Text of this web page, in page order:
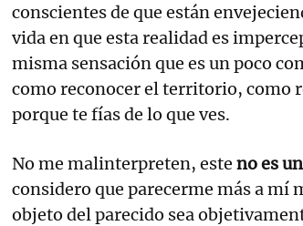
conscientes de que están
vida en que esta realidad es
misma sensación que es un poco
como reconocer el territorio, como
porque te fías de lo que ves.
No me malinterpreten, este no es
considero que parecerme más a mí
objeto del parecido sea